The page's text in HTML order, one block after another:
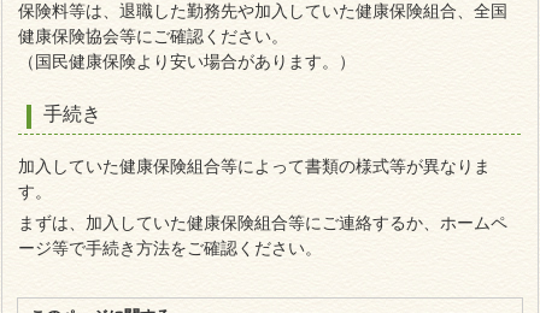
保険料等は、退職した勤務先や加入していた健康保険組合、全国
健康保険協会等にご確認ください。
（国民健康保険より安い場合があります。）
手続き
加入していた健康保険組合等によって書類の様式等が異なりま
す。
まずは、加入していた健康保険組合等にご連絡するか、ホームペ
ージ等で手続き方法をご確認ください。